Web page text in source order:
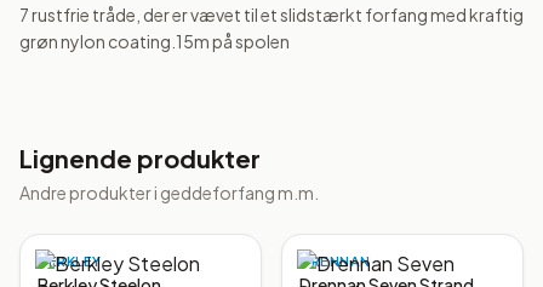
7 rustfrie tråde, der er vævet til et slidstærkt forfang med kraftig
grøn nylon coating.15m på spolen
Lignende produkter
Andre produkter i geddeforfang m.m.
BERKLEY DRENNAN